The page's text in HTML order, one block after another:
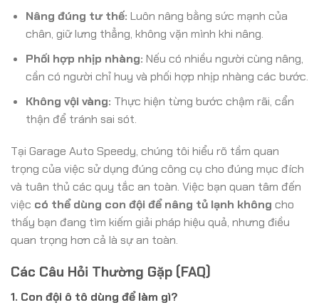
Nâng đúng tư thế: Luôn nâng bằng sức mạnh của
chân, giữ lưng thẳng, không vặn mình khi nâng.
Phối hợp nhịp nhàng: Nếu có nhiều người cùng nâng,
cần có người chỉ huy và phối hợp nhịp nhàng các bước.
Không vội vàng: Thực hiện từng bước chậm rãi, cẩn
thận để tránh sai sót.
Tại Garage Auto Speedy, chúng tôi hiểu rõ tầm quan
trọng của việc sử dụng đúng công cụ cho đúng mục đích
và tuân thủ các quy tắc an toàn. Việc bạn quan tâm đến
việc có thể dùng con đội để nâng tủ lạnh không cho
thấy bạn đang tìm kiếm giải pháp hiệu quả, nhưng điều
quan trọng hơn cả là sự an toàn.
Các Câu Hỏi Thường Gặp (FAQ)
1. Con đội ô tô dùng để làm gì?